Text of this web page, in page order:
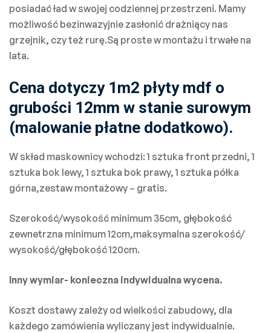
posiadać ład w swojej codziennej przestrzeni. Mamy
możliwość bezinwazyjnie zasłonić drażniący nas
grzejnik, czy też rurę.Są proste w montażu i trwałe na
lata.
Cena dotyczy 1m2 płyty mdf o
grubości 12mm w stanie surowym
(malowanie płatne dodatkowo).
W skład maskownicy wchodzi: 1 sztuka front przedni, 1
sztuka bok lewy, 1 sztuka bok prawy, 1 sztuka półka
górna,zestaw montażowy – gratis.
Szerokość/wysokość minimum 35cm, głębokość
zewnetrzna minimum 12cm,maksymalna szerokość/
wysokość/głębokość 120cm.
Inny wymiar- konieczna indywidualna wycena.
Koszt dostawy zależy od wielkości zabudowy, dla
każdego zamówienia wyliczany jest indywidualnie.